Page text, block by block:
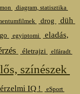
diagram, statisztika
drog düh
egyiptomi
eladás,
életrajzi elfáradt
színészek
érzelmi IQ ! eSport